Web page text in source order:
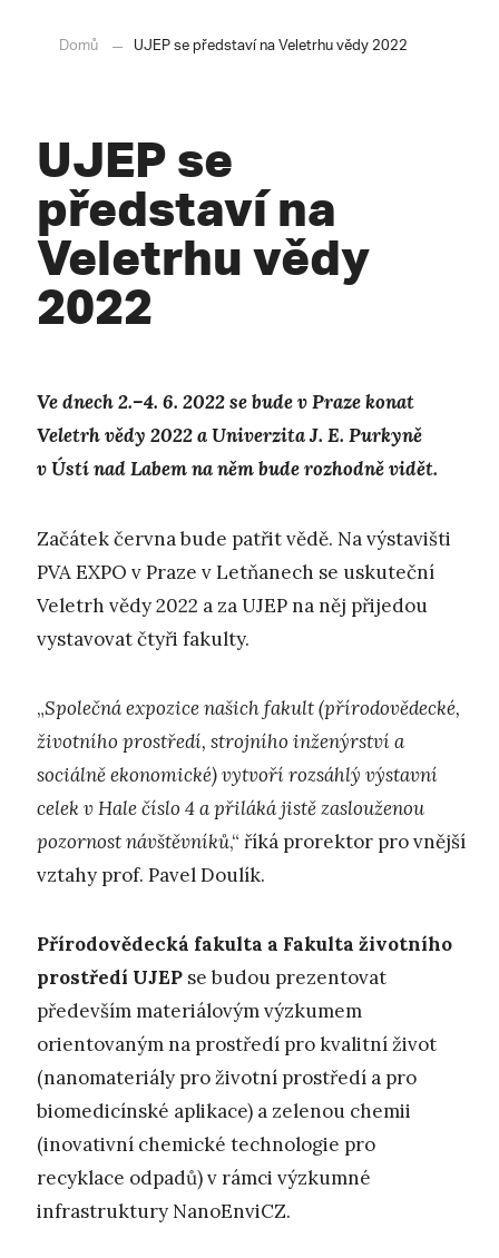
Domů UJEP se představí na Veletrhu vědy 2022
UJEP se
představí na
Veletrhu vědy
2022
Ve dnech 2.–4. 6. 2022 se bude v Praze konat
Veletrh vědy 2022 a Univerzita J. E. Purkyně
v Ústí nad Labem na něm bude rozhodně vidět.
Začátek června bude patřit vědě. Na výstavišti
PVA EXPO v Praze v Letňanech se uskuteční
Veletrh vědy 2022 a za UJEP na něj přijedou
vystavovat čtyři fakulty.
„Společná expozice našich fakult (přírodovědecké,
životního prostředí, strojního inženýrství a
sociálně ekonomické) vytvoří rozsáhlý výstavní
celek v Hale číslo 4 a přiláká jistě zaslouženou
pozornost návštěvníků,“ říká prorektor pro vnější
vztahy prof. Pavel Doulík.
Přírodovědecká fakulta a Fakulta životního
prostředí UJEP se budou prezentovat
především materiálovým výzkumem
orientovaným na prostředí pro kvalitní život
(nanomateriály pro životní prostředí a pro
biomedicínské aplikace) a zelenou chemii
(inovativní chemické technologie pro
recyklace odpadů) v rámci výzkumné
infrastruktury NanoEnviCZ.